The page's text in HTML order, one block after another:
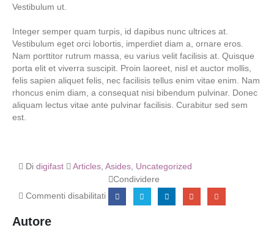
Vestibulum ut.
Integer semper quam turpis, id dapibus nunc ultrices at.
Vestibulum eget orci lobortis, imperdiet diam a, ornare eros.
Nam porttitor rutrum massa, eu varius velit facilisis at. Quisque
porta elit et viverra suscipit. Proin laoreet, nisl et auctor mollis,
felis sapien aliquet felis, nec facilisis tellus enim vitae enim. Nam
rhoncus enim diam, a consequat nisi bibendum pulvinar. Donec
aliquam lectus vitae ante pulvinar facilisis. Curabitur sed sem
est.
Di digifast Articles Asides Uncategorized
Commenti disabilitati
Condividere
Autore